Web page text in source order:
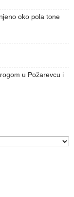
oko pola tone
u Požarevcu i